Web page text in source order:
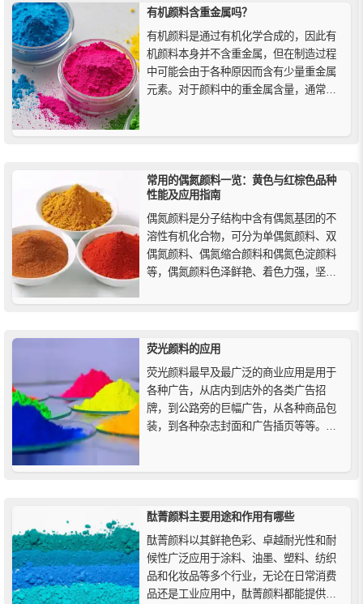
同特性的颜料。
有机颜料含重金属吗？
有机颜料是通过有机化学合成的，因此有
机颜料本身并不含重金属，但在制造过程
中可能会由于各种原因而含有少量重金属
元素。对于颜料中的重金属含量，通常需
常用的偶氮颜料一览：黄色与红棕色品种
性能及应用指南
偶氮颜料是分子结构中含有偶氮基团的不
溶性有机化合物，可分为单偶氮颜料、双
偶氮颜料、偶氮缩合颜料和偶氮色淀颜料
等，偶氮颜料色泽鲜艳、着色力强，坚固
廉，仍被广泛应用。下面上海精颜化工为
荧光颜料的应用
荧光颜料最早及最广泛的商业应用是用于
各种广告，从店内到店外的各类广告招
牌，到公路旁的巨幅广告，从各种商品包
装，到各种杂志封面和广告插页等等。随
酞菁颜料主要用途和作用有哪些
酞菁颜料以其鲜艳色彩、卓越耐光性和耐
候性广泛应用于涂料、油墨、塑料、纺织
品和化妆品等多个行业，无论在日常消费
品还是工业应用中，酞菁颜料都能提供持